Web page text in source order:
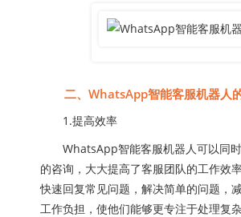
二、WhatsApp智能客服机器人
1.提高效率
WhatsApp智能客服机器人可以同时
的咨询，大大提高了客服团队的工作效
快速回复常见问题，解决简单的问题，
工作负担，使他们能够更专注于处理复杂